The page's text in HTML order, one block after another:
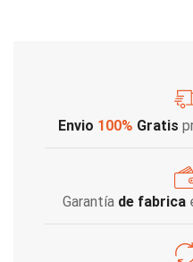
Envio 100% Gratis
Garantía de fabrica